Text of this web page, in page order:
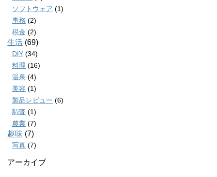
ソフトウェア (1)
事務 (2)
税金 (2)
生活 (69)
DIY (34)
料理 (16)
温泉 (4)
美容 (1)
製品レビュー (6)
調査 (1)
農業 (7)
趣味 (7)
写真 (7)
アーカイブ